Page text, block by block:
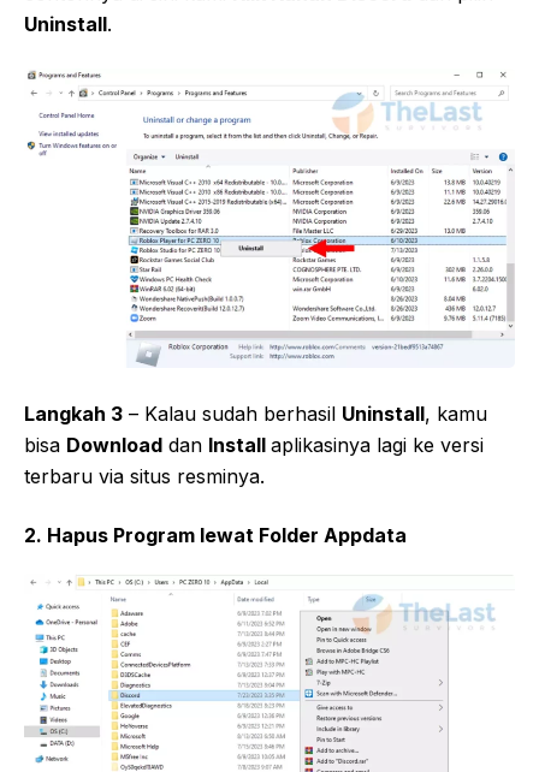
Uninstall.
Langkah 3 – Kalau sudah berhasil Uninstall, kamu
bisa Download dan Install aplikasinya lagi ke versi
terbaru via situs resminya.
2. Hapus Program lewat Folder Appdata